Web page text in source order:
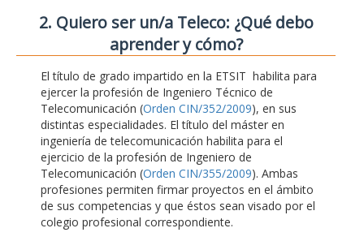
2. Quiero ser un/a Teleco: ¿Qué debo
aprender y cómo?
El título de grado impartido en la ETSIT habilita para
ejercer la profesión de Ingeniero Técnico de
Telecomunicación (Orden CIN/352/2009), en sus
distintas especialidades. El título del máster en
ingeniería de telecomunicación habilita para el
ejercicio de la profesión de Ingeniero de
Telecomunicación (Orden CIN/355/2009). Ambas
profesiones permiten firmar proyectos en el ámbito
de sus competencias y que éstos sean visado por el
colegio profesional correspondiente.